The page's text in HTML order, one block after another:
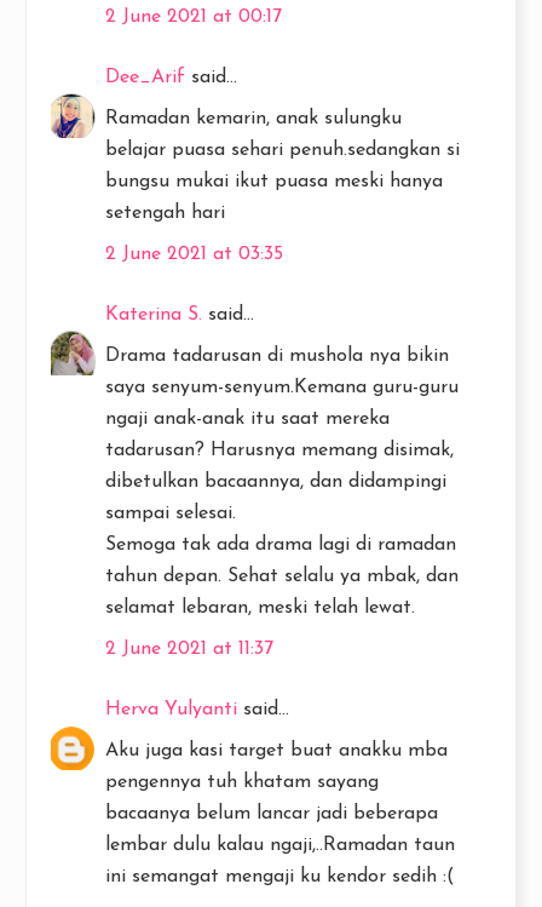
2 June 2021 at 00:17
Dee_Arif said...
Ramadan kemarin, anak sulungku
belajar puasa sehari penuh.sedangkan si
bungsu mukai ikut puasa meski hanya
setengah hari
2 June 2021 at 03:35
Katerina S. said...
Drama tadarusan di mushola nya bikin
saya senyum-senyum.Kemana guru-guru
ngaji anak-anak itu saat mereka
tadarusan? Harusnya memang disimak,
dibetulkan bacaannya, dan didampingi
sampai selesai.
Semoga tak ada drama lagi di ramadan
tahun depan. Sehat selalu ya mbak, dan
selamat lebaran, meski telah lewat.
2 June 2021 at 11:37
Herva Yulyanti said...
Aku juga kasi target buat anakku mba
pengennya tuh khatam sayang
bacaanya belum lancar jadi beberapa
lembar dulu kalau ngaji,..Ramadan taun
ini semangat mengaji ku kendor sedih :(